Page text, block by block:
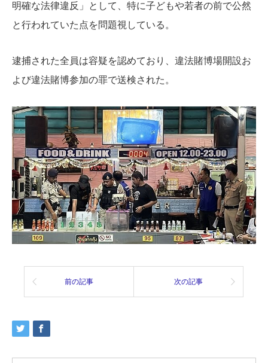
明確な法律違反」として、特に子どもや若者の前で公然
と行われていた点を問題視している。
逮捕された全員は容疑を認めており、違法賭博場開設お
よび違法賭博参加の罪で送検された。
前の記事 次の記事